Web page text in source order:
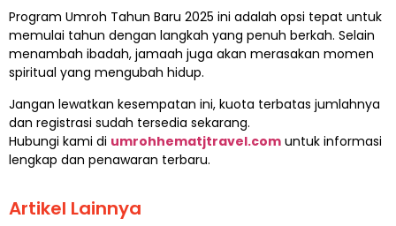
Program Umroh Tahun Baru 2025 ini adalah opsi tepat untuk
memulai tahun dengan langkah yang penuh berkah. Selain
menambah ibadah, jamaah juga akan merasakan momen
spiritual yang mengubah hidup.
Jangan lewatkan kesempatan ini, kuota terbatas jumlahnya
dan registrasi sudah tersedia sekarang.
Hubungi kami di umrohhematjtravel.com untuk informasi
lengkap dan penawaran terbaru.
Artikel Lainnya